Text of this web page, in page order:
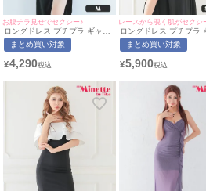
お腹チラ見せでセクシー♪
ロングドレス プチプラ ギャル
タイト スリット セクシー キラ
キラ キャミソール 谷間 背中魅
用/Mサイズ対応) | myMinette/
まとめ買い対象
¥4,290
レースから覗く肌がセク
ロングドレス プチプラ
タイト スリット セクシ
ンジ キャミソール シア
(波北かほ着用/S〜XXLサ
まとめ買い対象
¥5,900